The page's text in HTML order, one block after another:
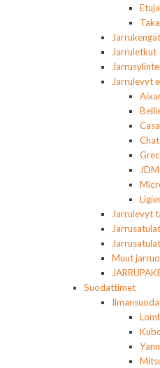
Jarrukengät
Jarruletkut
Jarrulevyt
JDM
Jarrulevyt
Muut
Suodattimet